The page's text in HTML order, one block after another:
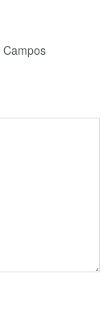
Campos